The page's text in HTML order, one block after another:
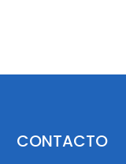
CONTACTO